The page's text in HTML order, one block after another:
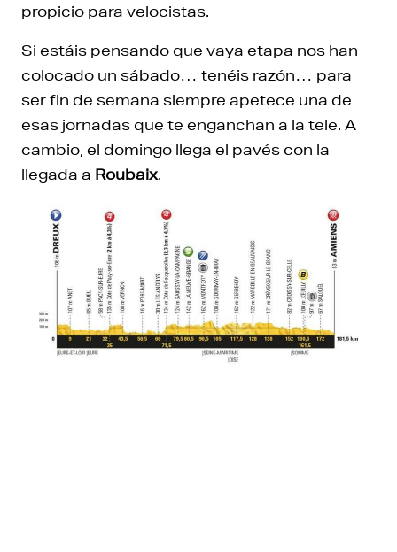
propicio para velocistas.
Si estáis pensando que vaya etapa nos han
colocado un sábado… tenéis razón… para
ser fin de semana siempre apetece una de
esas jornadas que te enganchan a la tele. A
cambio, el domingo llega el pavés con la
llegada a Roubaix.